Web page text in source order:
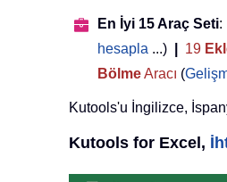
En İyi 15 Araç Seti:
hesapla ...) 19
BölmeAracı (
Kutools'u İngilizce,
Kutools for Excel,